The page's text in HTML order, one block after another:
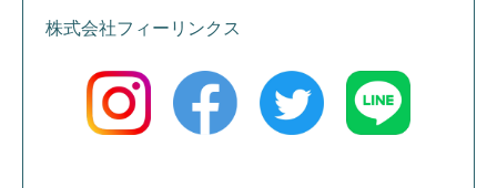
株式会社フィーリンクス